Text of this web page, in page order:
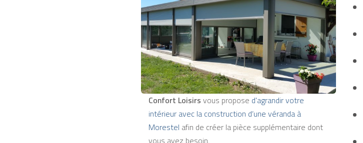
Confort Loisirsvous propose d'agrandir votre
intérieur avec la construction d’une véranda à
Morestel afin de créer la pièce supplémentaire dont